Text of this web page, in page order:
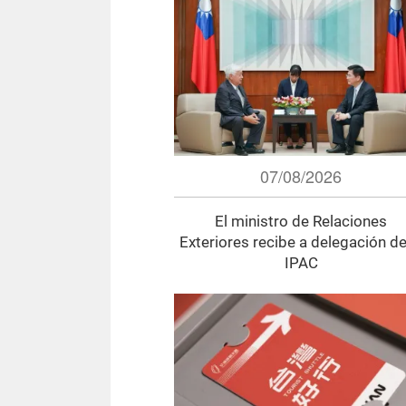
07/08/2026
El ministro de Relaciones
Exteriores recibe a delegación
IPAC